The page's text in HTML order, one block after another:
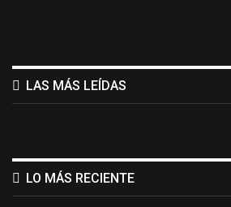
LAS MÁS LEÍDAS
LO MÁS RECIENTE